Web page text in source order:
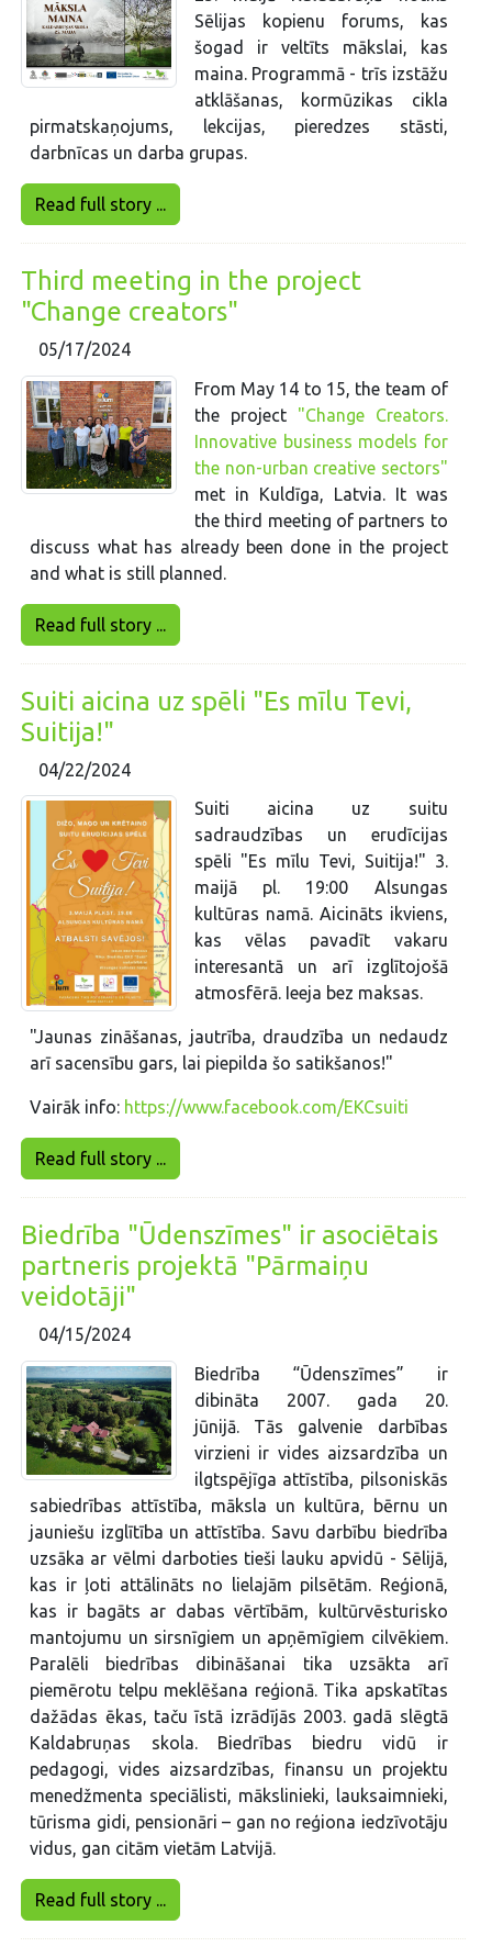
Sēlijas kopienu forums, kas
šogad ir veltīts mākslai, kas
maina. Programmā - trīs izstāžu
atklāšanas, kormūzikas cikla
pirmatskaņojums, lekcijas, pieredzes stāsti,
darbnīcas un darba grupas.
Read full story ...
Third meeting in the project
"Change creators"
05/17/2024
From May 14 to 15, the team of
the project "Change Creators.
Innovative business models for
the non-urban creative sectors"
met in Kuldīga, Latvia. It was
the third meeting of partners to
discuss what has already been done in the project
and what is still planned.
Read full story ...
Suiti aicina uz spēli "Es mīlu Tevi,
Suitija!"
04/22/2024
Suiti aicina uz suitu
sadraudzības un erudīcijas
spēli "Es mīlu Tevi, Suitija!" 3.
maijā pl. 19:00 Alsungas
kultūras namā. Aicināts ikviens,
kas vēlas pavadīt vakaru
interesantā un arī izglītojošā
atmosfērā. Ieeja bez maksas.
"Jaunas zināšanas, jautrība, draudzība un nedaudz
arī sacensību gars, lai piepilda šo satikšanos!"
Vairāk info: https://www.facebook.com/EKCsuiti
Read full story ...
Biedrība "Ūdenszīmes" ir asociētais
partneris projektā "Pārmaiņu
veidotāji"
04/15/2024
Biedrība “Ūdenszīmes” ir
dibināta 2007. gada 20.
jūnijā. Tās galvenie darbības
virzieni ir vides aizsardzība un
ilgtspējīga attīstība, pilsoniskās
sabiedrības attīstība, māksla un kultūra, bērnu un
jauniešu izglītība un attīstība. Savu darbību biedrība
uzsāka ar vēlmi darboties tieši lauku apvidū - Sēlijā,
kas ir ļoti attālināts no lielajām pilsētām. Reģionā,
kas ir bagāts ar dabas vērtībām, kultūrvēsturisko
mantojumu un sirsnīgiem un apņēmīgiem cilvēkiem.
Paralēli biedrības dibināšanai tika uzsākta arī
piemērotu telpu meklēšana reģionā. Tika apskatītas
dažādas ēkas, taču īstā izrādījās 2003. gadā slēgtā
Kaldabruņas skola. Biedrības biedru vidū ir
pedagogi, vides aizsardzības, finansu un projektu
menedžmenta speciālisti, mākslinieki, lauksaimnieki,
tūrisma gidi, pensionāri – gan no reģiona iedzīvotāju
vidus, gan citām vietām Latvijā.
Read full story ...